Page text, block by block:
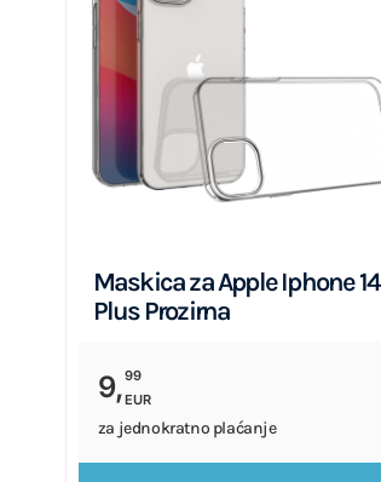
Maskica za Apple Iphone 14
Plus Prozirna
9,99
EUR
za jednokratno plaćanje